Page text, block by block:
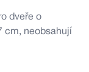
dveře o
cm, neobsahují